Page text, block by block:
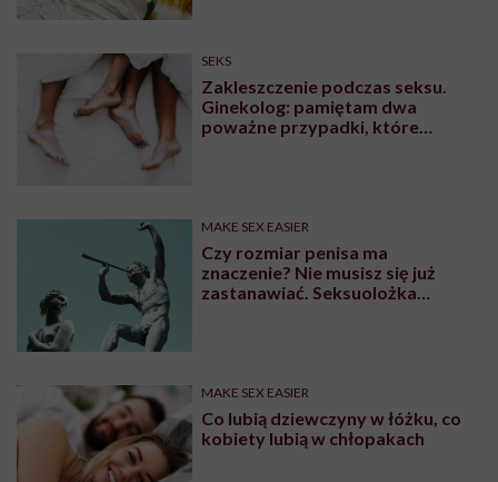
SEKS
Zakleszczenie podczas seksu.
Ginekolog: pamiętam dwa
poważne przypadki, które
MAKE SEX EASIER
Czy rozmiar penisa ma
znaczenie? Nie musisz się już
zastanawiać. Seksuolożka
MAKE SEX EASIER
Co lubią dziewczyny w łóżku, co
kobiety lubią w chłopakach